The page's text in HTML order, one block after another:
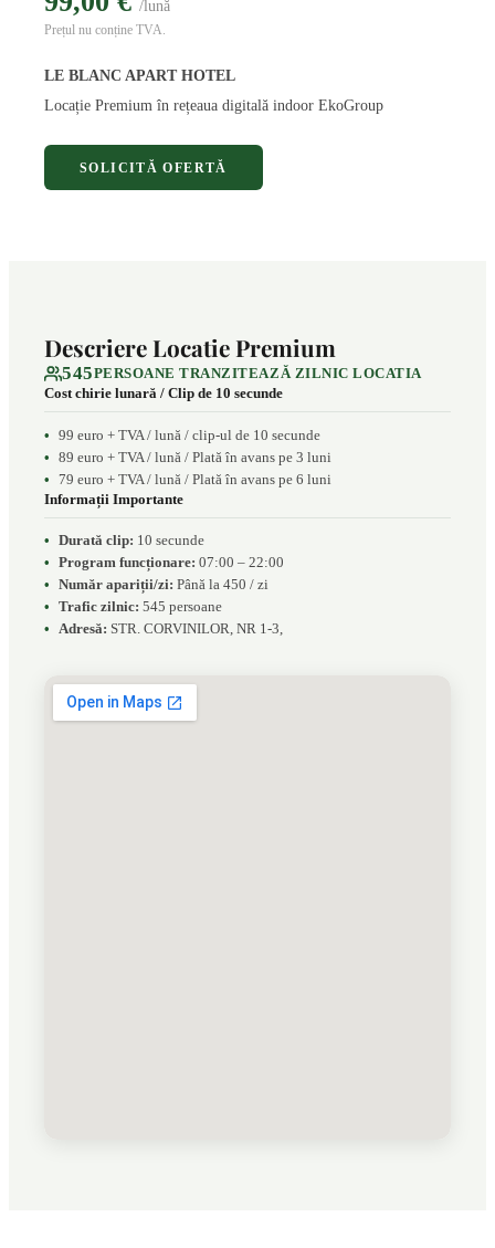
/lună
Prețul nu conține TVA.
LE BLANC APART HOTEL
Locație Premium în rețeaua digitală indoor EkoGroup
SOLICITĂ OFERTĂ
Descriere Locatie Premium
545PERSOANE TRANZITEAZĂ ZILNIC LOCATIA
Cost chirie lunară / Clip de 10 secunde
99 euro + TVA / lună / clip-ul de 10 secunde
89 euro + TVA / lună / Plată în avans pe 3 luni
79 euro + TVA / lună / Plată în avans pe 6 luni
Informații Importante
Durată clip: 10 secunde
Program funcționare: 07:00 – 22:00
Număr apariții/zi: Până la 450 / zi
Trafic zilnic: 545 persoane
Adresă: STR. CORVINILOR, NR 1-3,